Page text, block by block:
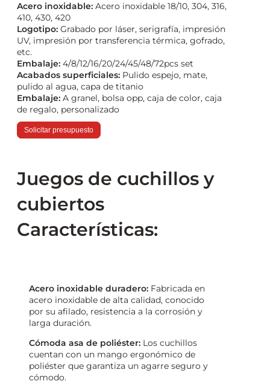
Acero inoxidable: Acero inoxidable 18/10, 304, 316,
410, 430, 420
Logotipo: Grabado por láser, serigrafía, impresión
UV, impresión por transferencia térmica, gofrado,
etc.
Embalaje: 4/8/12/16/20/24/45/48/72pcs set
Acabados superficiales: Pulido espejo, mate,
pulido al agua, capa de titanio
Embalaje: A granel, bolsa opp, caja de color, caja
de regalo, personalizado
Solicitar presupuesto
Juegos de cuchillos y
cubiertos
Características:
Acero inoxidable duradero: Fabricada en
acero inoxidable de alta calidad, conocido
por su afilado, resistencia a la corrosión y
larga duración.
Cómoda asa de poliéster: Los cuchillos
cuentan con un mango ergonómico de
poliéster que garantiza un agarre seguro y
cómodo.